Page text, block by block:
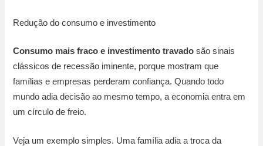
Redução do consumo e investimento
Consumo mais fraco e investimento travado são sinais
clássicos de recessão iminente, porque mostram que
famílias e empresas perderam confiança. Quando todo
mundo adia decisão ao mesmo tempo, a economia entra em
um círculo de freio.
Veja um exemplo simples. Uma família adia a troca da